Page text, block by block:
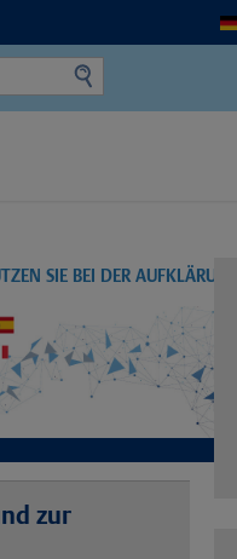
SIE BEI DER AUFKLÄRUNG
zur